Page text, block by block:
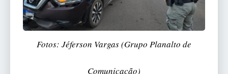
Fotos: Jéferson Vargas (Grupo Planalto de
Comunicação)